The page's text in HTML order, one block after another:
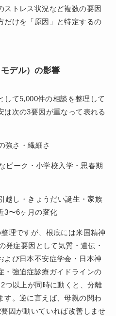
ストレス状況など複数の要因
だけを「原因」と特定するの
デル）の影響
して5,000件の相談を整理して
は次の3要因が重なって表れる
強さ・繊細さ
ピーク・小学校入学・思春期
越し・きょうだい誕生・家族
3〜6ヶ月の変化
理ですが、根底には米国精神
発症要因として気質・遺伝・
よび日本不安症学会・日本神
・強迫症診療ガイドラインの
つ以上が同時に動くと、分離
す。逆に言えば、母親の関わ
因が動いていれば改善しませ